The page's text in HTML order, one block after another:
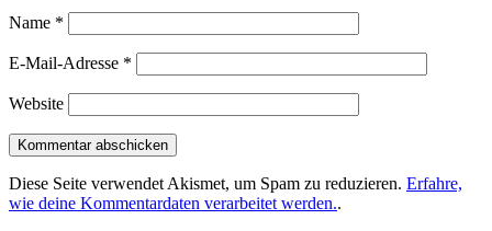
Name *
E-Mail-Adresse *
Website
Diese Seite verwendet Akismet, um Spam zu reduzieren. Erfahre,
wie deine Kommentardaten verarbeitet werden..